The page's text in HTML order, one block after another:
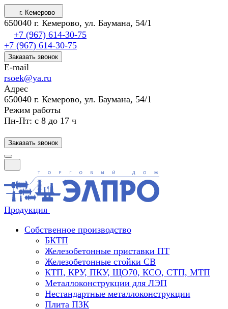
г. Кемерово
650040 г. Кемерово, ул. Баумана, 54/1
+7 (967) 614-30-75
+7 (967) 614-30-75
Заказать звонок
E-mail
rsoek@ya.ru
Адрес
650040 г. Кемерово, ул. Баумана, 54/1
Режим работы
Пн-Пт: с 8 до 17 ч
Заказать звонок
Продукция
Собственное производство
БКТП
Железобетонные приставки ПТ
Железобетонные стойки СВ
КТП, КРУ, ПКУ, ЩО70, КСО, СТП, МТП
Металлоконструкции для ЛЭП
Нестандартные металлоконструкции
Плита ПЗК